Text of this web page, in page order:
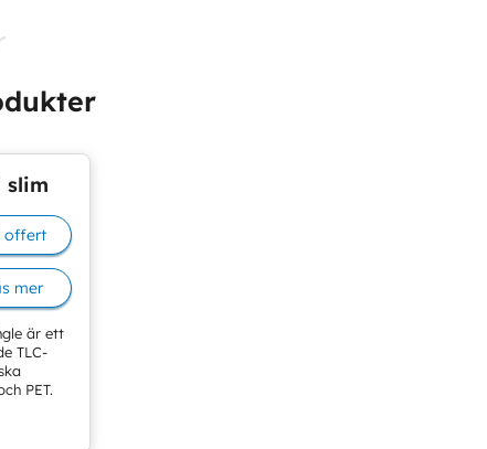
slim
är ett
TLC-
PET.
offert
mer